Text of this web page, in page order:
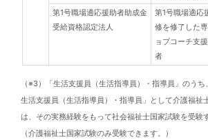
第1号職場適応援助者助成金
受給資格認定法人
第1号職場適応
修を修了した
ョブコーチ支
者
（※3）「生活支援員（生活指導員）・指導員」のう
生活支援員（生活指導員）・指導員」として介護福祉
は、その実務経験をもって社会福祉士国家試験を受験
（介護福祉士国家試験のみ受験できます。）